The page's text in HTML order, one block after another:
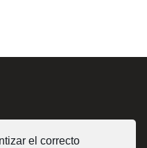
el correcto